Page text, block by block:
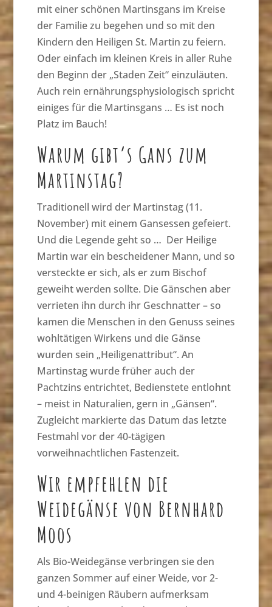
mit einer schönen Martinsgans im Kreise
der Familie zu begehen und so mit den
Kindern den Heiligen St. Martin zu feiern.
Oder einfach im kleinen Kreis in aller Ruhe
den Beginn der „Staden Zeit“ einzuläuten.
Auch rein ernährungsphysiologisch spricht
einiges für die Martinsgans … Es ist noch
Platz im Bauch!
Warum gibt’s Gans zum
Martinstag?
Traditionell wird der Martinstag (11.
November) mit einem Gansessen gefeiert.
Und die Legende geht so … Der Heilige
Martin war ein bescheidener Mann, und so
versteckte er sich, als er zum Bischof
geweiht werden sollte. Die Gänschen aber
verrieten ihn durch ihr Geschnatter – so
kamen die Menschen in den Genuss seines
wohltätigen Wirkens und die Gänse
wurden sein „Heiligenattribut“. An
Martinstag wurde früher auch der
Pachtzins entrichtet, Bedienstete entlohnt
– meist in Naturalien, gern in „Gänsen“.
Zugleicht markierte das Datum das letzte
Festmahl vor der 40-tägigen
vorweihnachtlichen Fastenzeit.
Wir empfehlen die
Weidegänse von Bernhard
Moos
Als Bio-Weidegänse verbringen sie den
ganzen Sommer auf einer Weide, vor 2-
und 4-beinigen Räubern aufmerksam